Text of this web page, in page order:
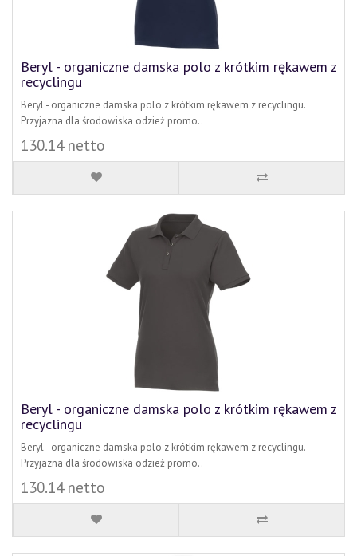
Beryl - organiczne damska polo z krótkim rękawem z
recyclingu
Beryl - organiczne damska polo z krótkim rękawem z recyclingu.
Przyjazna dla środowiska odzież promo..
130.14 netto
Beryl - organiczne damska polo z krótkim rękawem z
recyclingu
Beryl - organiczne damska polo z krótkim rękawem z recyclingu.
Przyjazna dla środowiska odzież promo..
130.14 netto